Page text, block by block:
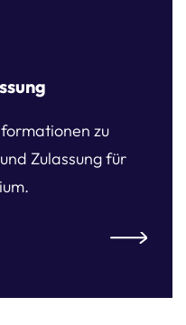
zu
Zulassung für